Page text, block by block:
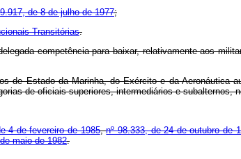
de 8 de julho de 1977;
Transitórias.
competência para baixar, relativamente aos
Estado da Marinha, do Exército e da Aeronáutica
de oficiais superiores, intermediários e subalternos,
4 de fevereiro de 1985,nº 98.333, de 24 de outubro de
maio de 1982.